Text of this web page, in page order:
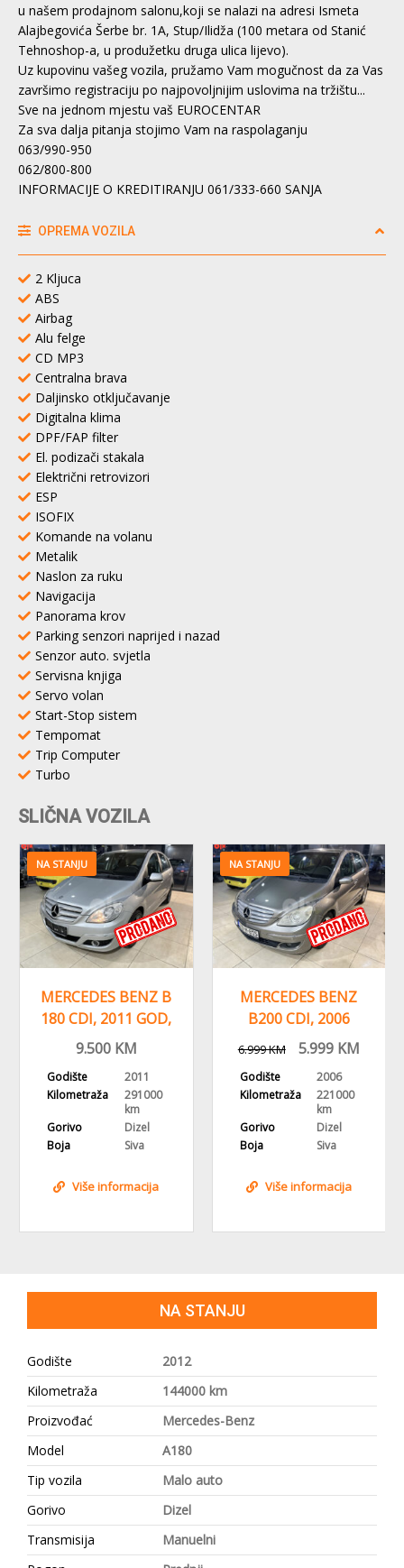
u našem prodajnom salonu,koji se nalazi na adresi Ismeta
Alajbegovića Šerbe br. 1A, Stup/Ilidža (100 metara od Stanić
Tehnoshop-a, u produžetku druga ulica lijevo).
Uz kupovinu vašeg vozila, pružamo Vam mogučnost da za Vas
završimo registraciju po najpovoljnijim uslovima na tržištu...
Sve na jednom mjestu vaš EUROCENTAR
Za sva dalja pitanja stojimo Vam na raspolaganju
063/990-950
062/800-800
INFORMACIJE O KREDITIRANJU 061/333-660 SANJA
OPREMA VOZILA
2 Kljuca
ABS
Airbag
Alu felge
CD MP3
Centralna brava
Daljinsko otključavanje
Digitalna klima
DPF/FAP filter
El. podizači stakala
Električni retrovizori
ESP
ISOFIX
Komande na volanu
Metalik
Naslon za ruku
Navigacija
Panorama krov
Parking senzori naprijed i nazad
Senzor auto. svjetla
Servisna knjiga
Servo volan
Start-Stop sistem
Tempomat
Trip Computer
Turbo
SLIČNA VOZILA
NA STANJU
MERCEDES BENZ
B200 CDI, 2006
GODINA,
KM 5.999
Godište
2006
Kilometraža
221000
km
Gorivo
Dizel
Boja
Siva
Više informacija
MERCEDES BENZ
A160i, 2011
GODINA,
7.999KM 6.999 KM
Godište
2011
Kilometraža
200000
km
Gorivo
Benzin
Boja
Crna
Više informacija
NA STANJU
Godište
2012
Kilometraža
144000 km
Proizvođać
Mercedes-Benz
Model
A180
Tip vozila
Malo auto
Gorivo
Dizel
Transmisija
Manuelni